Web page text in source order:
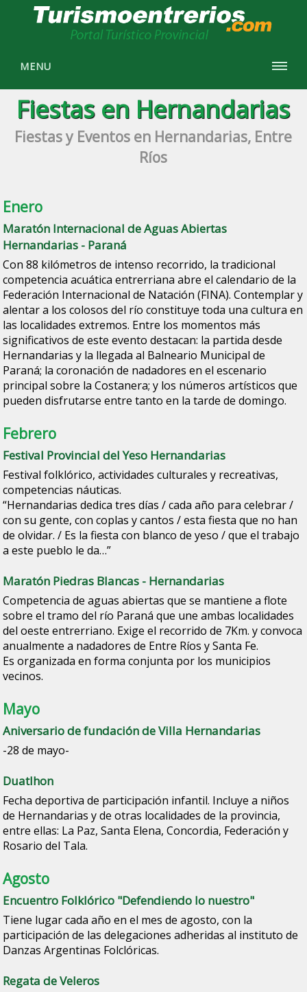
MENU
Fiestas en Hernandarias
Fiestas y Eventos en Hernandarias, Entre
Ríos
Enero
Maratón Internacional de Aguas Abiertas
Hernandarias - Paraná
Con 88 kilómetros de intenso recorrido, la tradicional
competencia acuática entrerriana abre el calendario de la
Federación Internacional de Natación (FINA). Contemplar y
alentar a los colosos del río constituye toda una cultura en
las localidades extremos. Entre los momentos más
significativos de este evento destacan: la partida desde
Hernandarias y la llegada al Balneario Municipal de
Paraná; la coronación de nadadores en el escenario
principal sobre la Costanera; y los números artísticos que
pueden disfrutarse entre tanto en la tarde de domingo.
Febrero
Festival Provincial del Yeso Hernandarias
Festival folklórico, actividades culturales y recreativas,
competencias náuticas.
“Hernandarias dedica tres días / cada año para celebrar /
con su gente, con coplas y cantos / esta fiesta que no han
de olvidar. / Es la fiesta con blanco de yeso / que el trabajo
a este pueblo le da…”
Maratón Piedras Blancas - Hernandarias
Competencia de aguas abiertas que se mantiene a flote
sobre el tramo del río Paraná que une ambas localidades
del oeste entrerriano. Exige el recorrido de 7Km. y convoca
anualmente a nadadores de Entre Ríos y Santa Fe.
Es organizada en forma conjunta por los municipios
vecinos.
Mayo
Aniversario de fundación de Villa Hernandarias
-28 de mayo-
Duatlhon
Fecha deportiva de participación infantil. Incluye a niños
de Hernandarias y de otras localidades de la provincia,
entre ellas: La Paz, Santa Elena, Concordia, Federación y
Rosario del Tala.
Agosto
Encuentro Folklórico "Defendiendo lo nuestro"
Tiene lugar cada año en el mes de agosto, con la
participación de las delegaciones adheridas al instituto de
Danzas Argentinas Folclóricas.
Regata de Veleros